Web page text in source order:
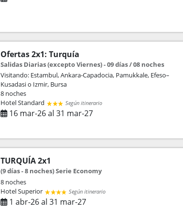
Ofertas 2x1: Turquía
Salidas Diarias (excepto Viernes) - 09 días / 08 noches
Visitando: Estambul, Ankara-Capadocia, Pamukkale, Efeso–
Kusadasi o Izmir, Bursa
8 noches
Hotel Standard
Según itinerario
16 mar-26 al 31 mar-27
TURQUÍA 2x1
(9 días - 8 noches) Serie Economy
8 noches
Hotel Superior
Según itinerario
1 abr-26 al 31 mar-27